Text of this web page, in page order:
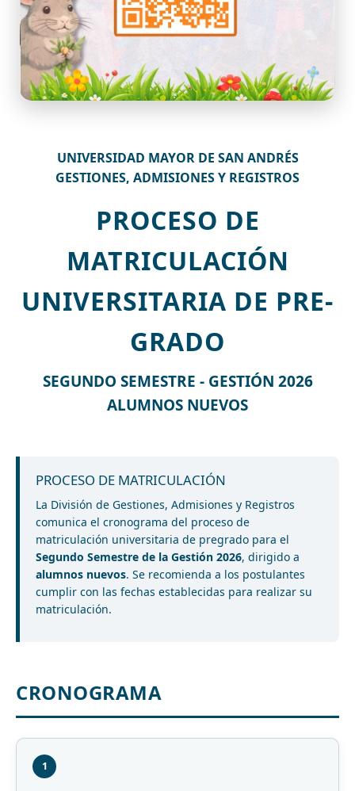
UNIVERSIDAD MAYOR DE SAN ANDRÉS
GESTIONES, ADMISIONES Y REGISTROS
PROCESO DE
MATRICULACIÓN
UNIVERSITARIA DE PRE-
GRADO
SEGUNDO SEMESTRE - GESTIÓN 2026
ALUMNOS NUEVOS
PROCESO DE MATRICULACIÓN
La División de Gestiones, Admisiones y Registros
comunica el cronograma del proceso de
matriculación universitaria de pregrado para el
Segundo Semestre de la Gestión 2026, dirigido a
alumnos nuevos. Se recomienda a los postulantes
cumplir con las fechas establecidas para realizar su
matriculación.
CRONOGRAMA
1